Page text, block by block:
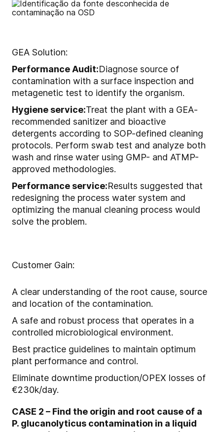
GEA Solution:
Performance Audit:Diagnose source of
contamination with a surface inspection and
metagenetic test to identify the organism.
Hygiene service:Treat the plant with a GEA-
recommended sanitizer and bioactive
detergents according to SOP-defined cleaning
protocols. Perform swab test and analyze both
wash and rinse water using GMP- and ATMP-
approved methodologies.
Performance service:Results suggested that
redesigning the process water system and
optimizing the manual cleaning process would
solve the problem.
Customer Gain:
A clear understanding of the root cause, source
and location of the contamination.
A safe and robust process that operates in a
controlled microbiological environment.
Best practice guidelines to maintain optimum
plant performance and control.
Eliminate downtime production/OPEX losses of
€230k/day.
CASE 2 – Find the origin and root cause of a
P. glucanolyticus contamination in a liquid